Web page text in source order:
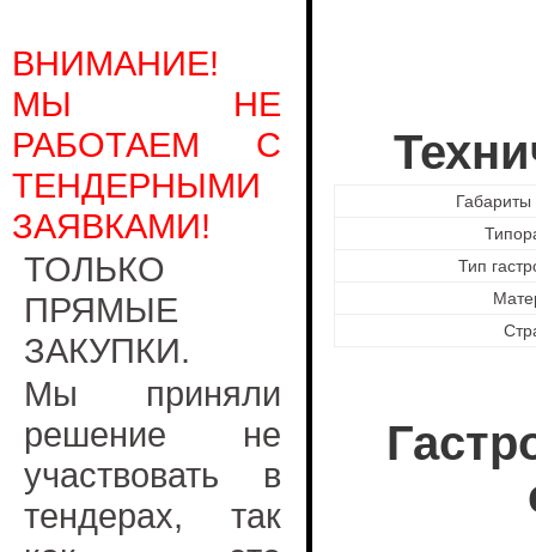
ВНИМАНИЕ!
МЫ НЕ
РАБОТАЕМ С
ТЕНДЕРНЫМИ
ЗАЯВКАМИ!
ТОЛЬКО
ПРЯМЫЕ
ЗАКУПКИ.
Мы приняли
решение не
участвовать в
тендерах, так
Тип